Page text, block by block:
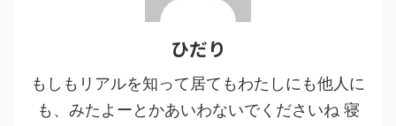
ひだり
もしもリアルを知って居てもわたしにも他人に
も、みたよーとかあいわないでくださいね 寝